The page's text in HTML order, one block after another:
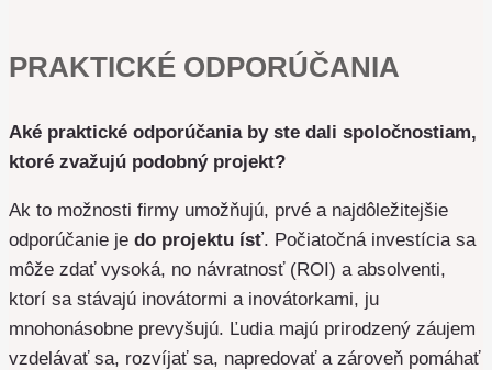
PRAKTICKÉ ODPORÚČANIA
Aké praktické odporúčania by ste dali spoločnostiam,
ktoré zvažujú podobný projekt?
Ak to možnosti firmy umožňujú, prvé a najdôležitejšie
odporúčanie je do projektu ísť. Počiatočná investícia sa
môže zdať vysoká, no návratnosť (ROI) a absolventi,
ktorí sa stávajú inovátormi a inovátorkami, ju
mnohonásobne prevyšujú. Ľudia majú prirodzený záujem
vzdelávať sa, rozvíjať sa, napredovať a zároveň pomáhať